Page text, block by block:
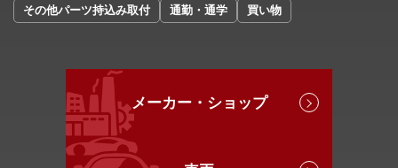
その他パーツ持込み取付
通勤・通学 買い物
メーカー・ショップ